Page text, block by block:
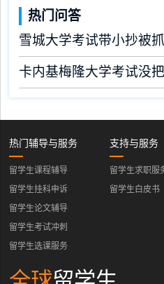
热门问答
雪城大学考试带小抄被
卡内基梅隆大学考试没
热门辅导与服务
留学生课程辅导
留学生挂科申诉
留学生论文辅导
留学生考试冲刺
留学生选课服务
支持与服务
留学生求职服
留学生白皮书